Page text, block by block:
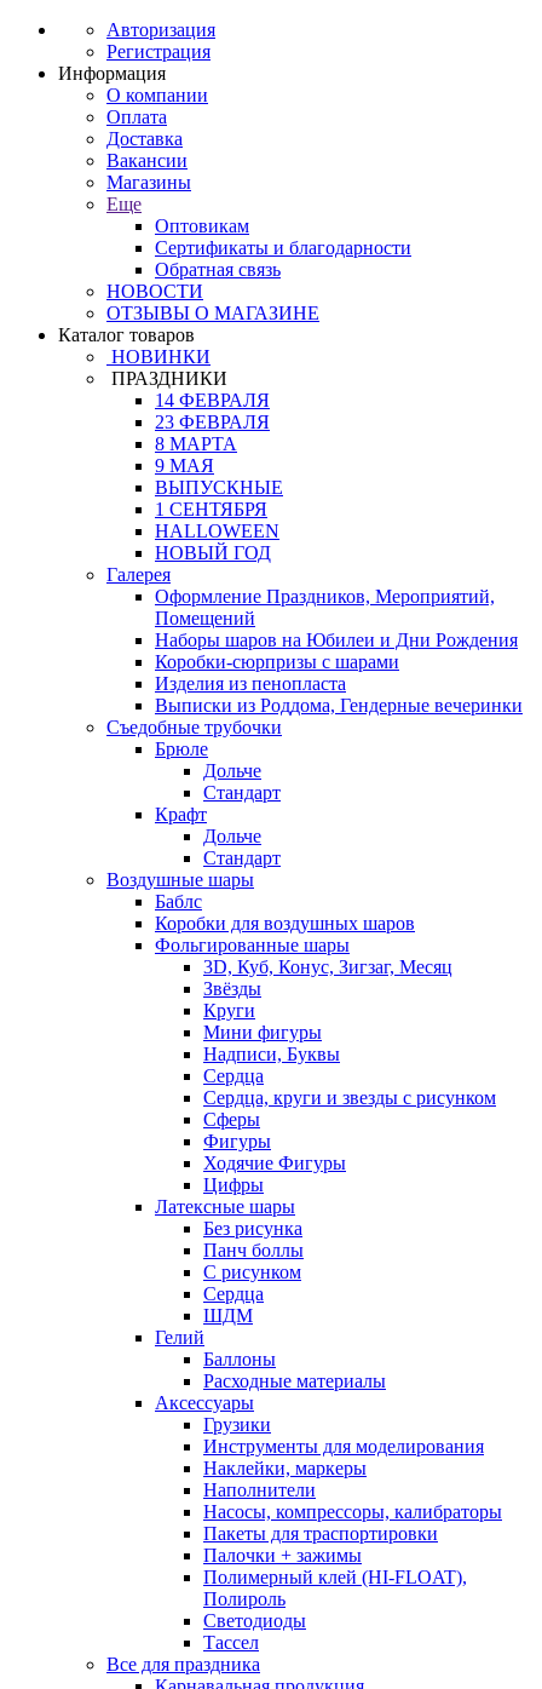
Авторизация
Регистрация
Информация
О компании
Оплата
Доставка
Вакансии
Магазины
Еще
Оптовикам
Сертификаты и благодарности
Обратная связь
НОВОСТИ
ОТЗЫВЫ О МАГАЗИНЕ
Каталог товаров
НОВИНКИ
ПРАЗДНИКИ
14 ФЕВРАЛЯ
23 ФЕВРАЛЯ
8 МАРТА
9 МАЯ
ВЫПУСКНЫЕ
1 СЕНТЯБРЯ
HALLOWEEN
НОВЫЙ ГОД
Галерея
Оформление Праздников, Мероприятий,
Помещений
Наборы шаров на Юбилеи и Дни Рождения
Коробки-сюрпризы с шарами
Изделия из пенопласта
Выписки из Роддома, Гендерные вечеринки
Съедобные трубочки
Брюле
Дольче
Стандарт
Крафт
Дольче
Стандарт
Воздушные шары
Баблс
Коробки для воздушных шаров
Фольгированные шары
3D, Куб, Конус, Зигзаг, Месяц
Звёзды
Круги
Мини фигуры
Надписи, Буквы
Сердца
Сердца, круги и звезды с рисунком
Сферы
Фигуры
Ходячие Фигуры
Цифры
Латексные шары
Без рисунка
Панч боллы
С рисунком
Сердца
ШДМ
Гелий
Баллоны
Расходные материалы
Аксессуары
Грузики
Инструменты для моделирования
Наклейки, маркеры
Наполнители
Насосы, компрессоры, калибраторы
Пакеты для траспортировки
Палочки + зажимы
Полимерный клей (HI-FLOAT),
Полироль
Светодиоды
Тассел
Все для праздника